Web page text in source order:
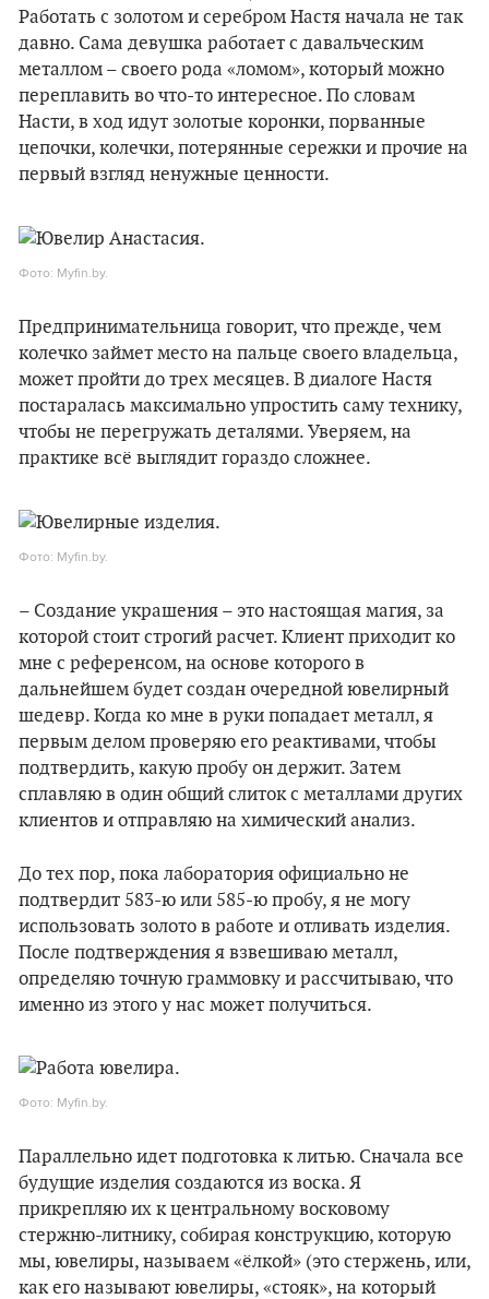
Работать с золотом и серебром Настя начала не так
давно. Сама девушка работает с давальческим
металлом – своего рода «ломом», который можно
переплавить во что-то интересное. По словам
Насти, в ход идут золотые коронки, порванные
цепочки, колечки, потерянные сережки и прочие на
первый взгляд ненужные ценности.
Фото: Myfin.by.
Предпринимательница говорит, что прежде, чем
колечко займет место на пальце своего владельца,
может пройти до трех месяцев. В диалоге Настя
постаралась максимально упростить саму технику,
чтобы не перегружать деталями. Уверяем, на
практике всё выглядит гораздо сложнее.
Фото: Myfin.by.
– Создание украшения – это настоящая магия, за
которой стоит строгий расчет. Клиент приходит ко
мне с референсом, на основе которого в
дальнейшем будет создан очередной ювелирный
шедевр. Когда ко мне в руки попадает металл, я
первым делом проверяю его реактивами, чтобы
подтвердить, какую пробу он держит. Затем
сплавляю в один общий слиток с металлами других
клиентов и отправляю на химический анализ.
До тех пор, пока лаборатория официально не
подтвердит 583-ю или 585-ю пробу, я не могу
использовать золото в работе и отливать изделия.
После подтверждения я взвешиваю металл,
определяю точную граммовку и рассчитываю, что
именно из этого у нас может получиться.
Фото: Myfin.by.
Параллельно идет подготовка к литью. Сначала все
будущие изделия создаются из воска. Я
прикрепляю их к центральному восковому
стержню-литнику, собирая конструкцию, которую
мы, ювелиры, называем «ёлкой» (это стержень, или,
как его называют ювелиры, «стояк», на который